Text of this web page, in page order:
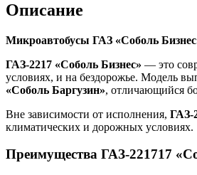
Описание
Микроавтобусы ГАЗ «Соболь
ГАЗ-2217 «Соболь Бизнес» — это
условиях, и на бездорожье. Модель
«Соболь Баргузин», отличающийся
Вне зависимости от исполнения, ГАЗ-
климатических и дорожных условиях.
Преимущества ГАЗ-221717